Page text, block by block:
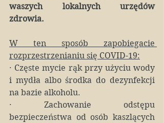
waszych lokalnych urzędów
zdrowia.
W ten sposób zapobiegacie
rozprzestrzenianiu się COVID-19:
· Częste mycie rąk przy użyciu wody
i mydła albo środka do dezynfekcji
na bazie alkoholu.
·
Zachowanie odstępu
bezpieczeństwa od osób kaszlących